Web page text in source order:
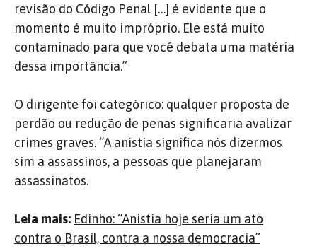
revisão do Código Penal […] é evidente que o
momento é muito impróprio. Ele está muito
contaminado para que você debata uma matéria
dessa importância.”
O dirigente foi categórico: qualquer proposta de
perdão ou redução de penas significaria avalizar
crimes graves. “A anistia significa nós dizermos
sim a assassinos, a pessoas que planejaram
assassinatos.
Leia mais: Edinho: “Anistia hoje seria um ato
contra o Brasil, contra a nossa democracia”